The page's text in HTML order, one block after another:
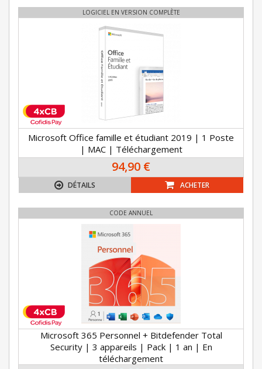
LOGICIEL EN VERSION COMPLÈTE
Microsoft Office famille et étudiant 2019 | 1 Poste
| MAC | Téléchargement
94,90 €
DÉTAILS ACHETER
CODE ANNUEL
Microsoft 365 Personnel + Bitdefender Total
Security | 3 appareils | Pack | 1 an | En
téléchargement